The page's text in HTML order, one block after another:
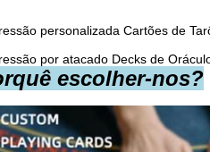
personalizada Cartões de
por atacado Decks de
escolher-nos?